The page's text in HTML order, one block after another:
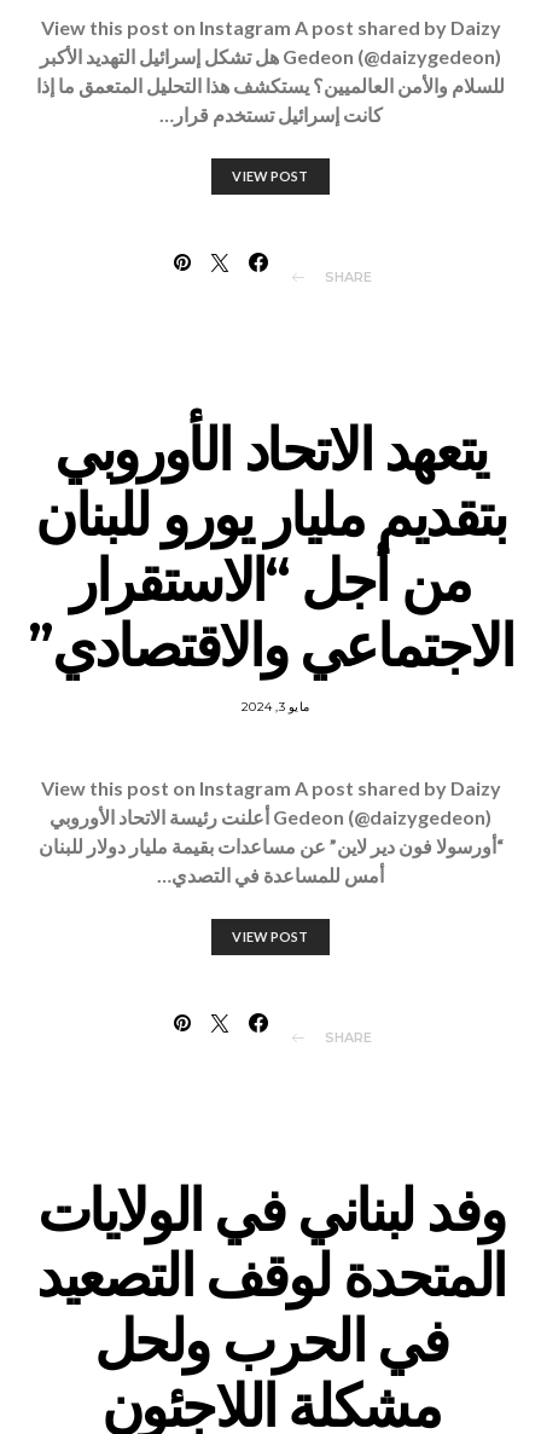
View this post on Instagram A post shared by Daizy
Gedeon (@daizygedeon) هل تشكل إسرائيل التهديد الأكبر
للسلام والأمن العالميين؟ يستكشف هذا التحليل المتعمق ما إذا
كانت إسرائيل تستخدم قرار…
VIEW POST
SHARE
يتعهد الاتحاد الأوروبي
بتقديم مليار يورو للبنان
من أجل “الاستقرار
الاجتماعي والاقتصادي”
مايو 3, 2024
View this post on Instagram A post shared by Daizy
Gedeon (@daizygedeon) أعلنت رئيسة الاتحاد الأوروبي
“أورسولا فون دير لاين” عن مساعدات بقيمة مليار دولار للبنان
أمس للمساعدة في التصدي…
VIEW POST
SHARE
وفد لبناني في الولايات
المتحدة لوقف التصعيد
في الحرب ولحل
مشكلة اللاجئون